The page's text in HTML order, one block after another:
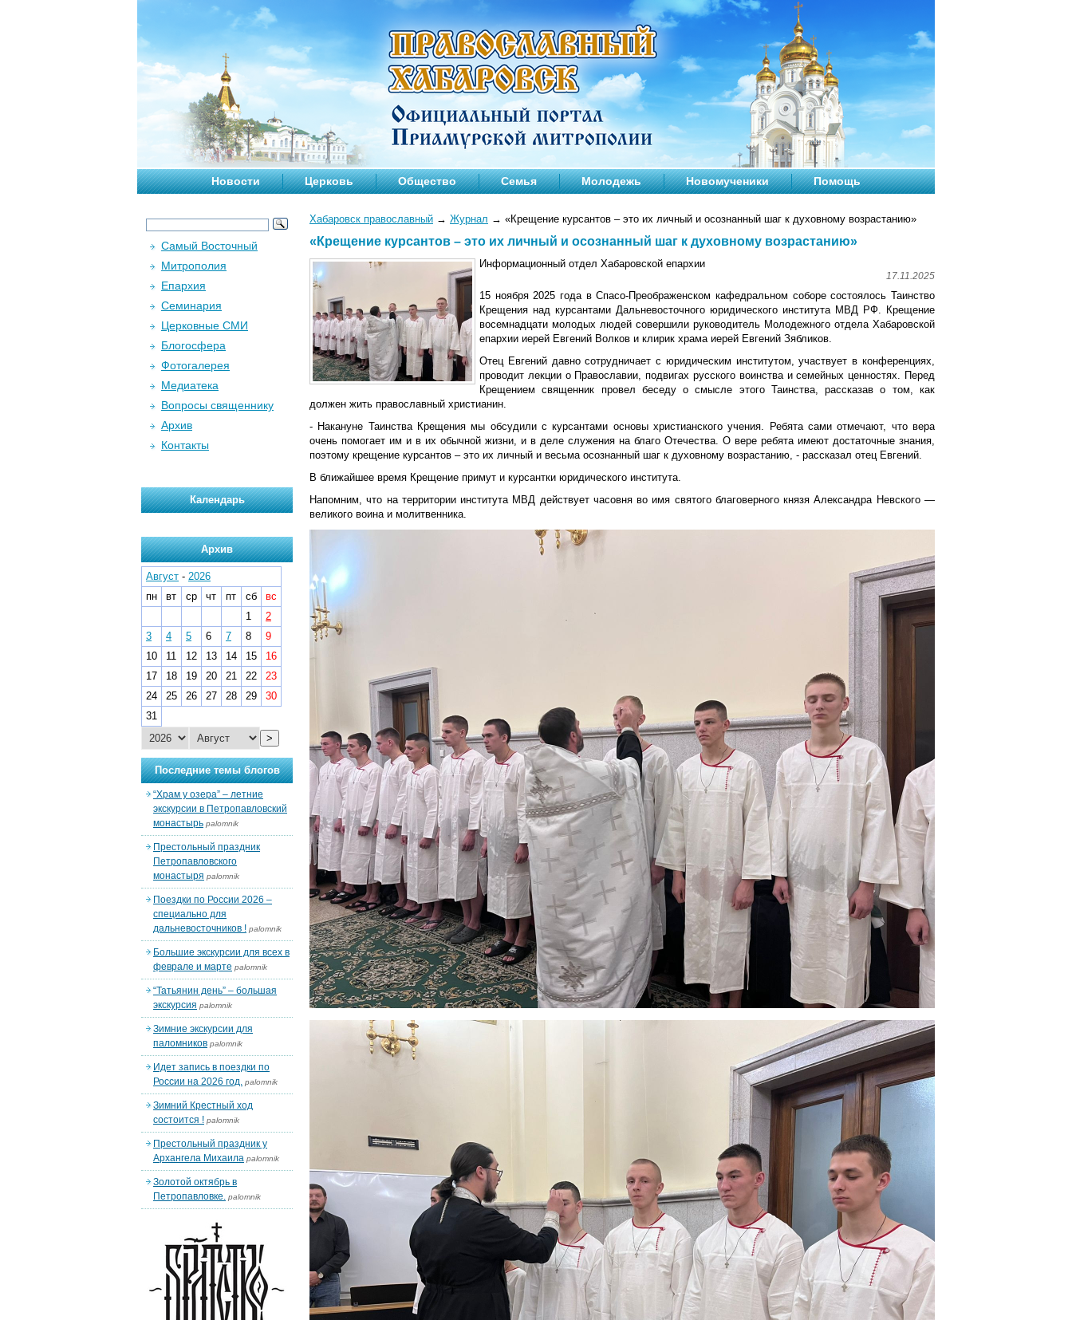
Новости Церковь Общество Семья Молодежь Новомученики Помощь
Хабаровск православный → Журнал → «Крещение курсантов – это их личный и осознанный шаг к духовному возрастанию»
«Крещение курсантов – это их личный и осознанный шаг к духовному возрастанию»
Информационный отдел Хабаровской епархии
17.11.2025
15 ноября 2025 года в Спасо-Преображенском кафедральном соборе состоялось Таинство
Крещения над курсантами Дальневосточного юридического института МВД РФ. Крещение
восемнадцати молодых людей совершили руководитель Молодежного отдела Хабаровской
епархии иерей Евгений Волков и клирик храма иерей Евгений Зябликов.
Отец Евгений давно сотрудничает с юридическим институтом, участвует в конференциях,
проводит лекции о Православии, подвигах русского воинства и семейных ценностях. Перед
Крещением священник провел беседу о смысле этого Таинства, рассказав о том, как
должен жить православный христианин.
- Накануне Таинства Крещения мы обсудили с курсантами основы христианского учения. Ребята сами отмечают, что вера
очень помогает им и в их обычной жизни, и в деле служения на благо Отечества. О вере ребята имеют достаточные знания,
поэтому крещение курсантов – это их личный и весьма осознанный шаг к духовному возрастанию, - рассказал отец Евгений.
В ближайшее время Крещение примут и курсантки юридического института.
Напомним, что на территории института МВД действует часовня во имя святого благоверного князя Александра Невского —
великого воина и молитвенника.
Самый Восточный
Митрополия
Епархия
Семинария
Церковные СМИ
Блогосфера
Фотогалерея
Медиатека
Вопросы священнику
Архив
Контакты
Календарь
Архив
Август - 2026
пн
вт ср чт пт сб
вс
1
2
3
4 5 6 7 8
9
10
11 12 13 14 15
16
17
18 19 20 21 22
23
24
25 26 27 28 29
30
31
>
Последние темы блогов
“Храм у озера” – летние
экскурсии в Петропавловский
монастырь palomnik
Престольный праздник
Петропавловского
монастыря palomnik
Поездки по России 2026 –
специально для
дальневосточников ! palomnik
Большие экскурсии для всех в
феврале и марте palomnik
“Татьянин день” – большая
экскурсия palomnik
Зимние экскурсии для
паломников palomnik
Идет запись в поездки по
России на 2026 год. palomnik
Зимний Крестный ход
состоится ! palomnik
Престольный праздник у
Архангела Михаила palomnik
Золотой октябрь в
Петропавловке. palomnik